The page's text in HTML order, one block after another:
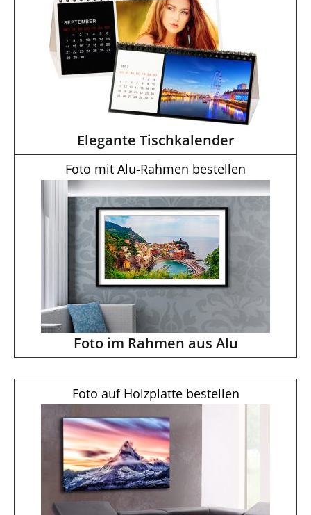
Elegante Tischkalender
Foto mit Alu-Rahmen bestellen
Foto im Rahmen aus Alu
Foto auf Holzplatte bestellen